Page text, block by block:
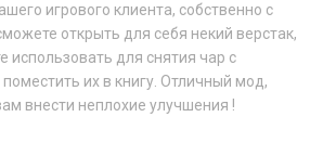
игрового клиента, собственно с
открыть для себя некий верстак,
использовать для снятия чар с
их в книгу. Отличный мод,
внести неплохие улучшения !